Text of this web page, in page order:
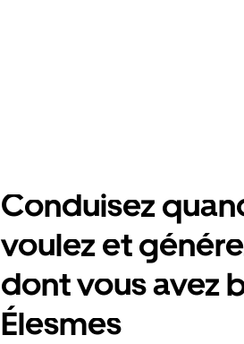
Conduisez
voulez et
dont vous avez
Élesmes